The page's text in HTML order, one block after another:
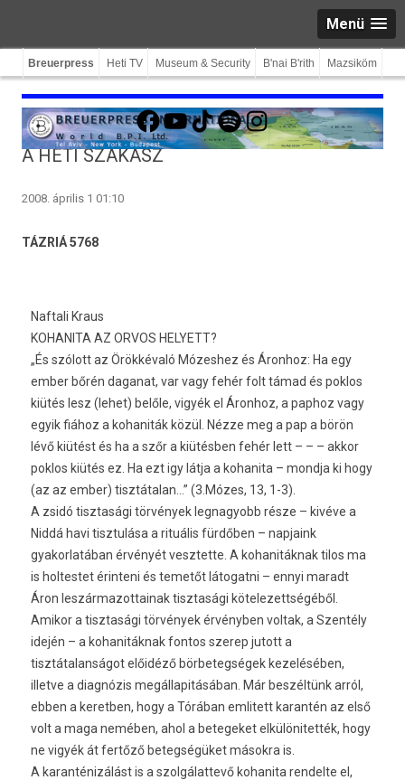
Menü
Breuerpress Heti TV Museum & Security B'nai B'rith Mazsiköm
Facebook
YouTube
TikTokSpotifyInstagram
A HETI SZAKASZ
2008. április 1 01:10
TÁZRIÁ 5768
Naftali Kraus
KOHANITA AZ ORVOS HELYETT?
„És szólott az Örökkévaló Mózeshez és Áronhoz: Ha egy
ember bőrén daganat, var vagy fehér folt támad és poklos
kiütés lesz (lehet) belőle, vigyék el Áronhoz, a paphoz vagy
egyik fiához a kohaniták közül. Nézze meg a pap a börön
lévő kiütést és ha a szőr a kiütésben fehér lett – – – akkor
poklos kiütés ez. Ha ezt igy látja a kohanita – mondja ki hogy
(az az ember) tisztátalan…” (3.Mózes, 13, 1-3).
A zsidó tisztasági törvények legnagyobb része – kivéve a
Niddá havi tisztulása a rituális fürdőben – napjaink
gyakorlatában érvényét vesztette. A kohanitáknak tilos ma
is holtestet érinteni és temetőt látogatni – ennyi maradt
Áron leszármazottainak tisztasági kötelezettségéből.
Amikor a tisztasági törvények érvényben voltak, a Szentély
idején – a kohanitáknak fontos szerep jutott a
tisztátalanságot előidéző börbetegségek kezelésében,
illetve a diagnózis megállapitásában. Már beszéltünk arról,
ebben a keretben, hogy a Tórában emlitett karantén az első
volt a maga nemében, ahol a betegeket elkülönitették, hogy
ne vigyék át fertőző betegségüket másokra is.
A karanténizálást is a szolgálattevő kohanita rendelte el,